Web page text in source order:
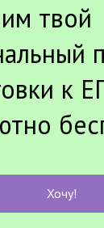
твой
к
Хочу!